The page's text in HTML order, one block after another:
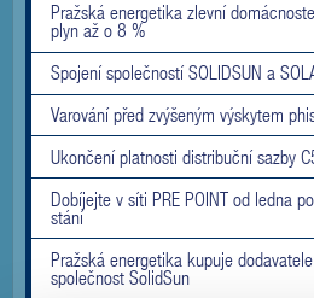
Pražská energetika zlevní
plyn až o 8 %
Spojení společností SOLIDSUN a
Varování před zvýšeným výskytem
Ukončení platnosti distribuční sazby
Dobíjejte v síti PRE POINT od ledna
stání
Pražská energetika kupuje
společnost SolidSun